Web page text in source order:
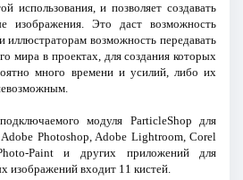
использования, и позволяет создавать
изображения. Это даст возможность
иллюстраторам возможность передавать
мира в проектах, для создания которых
много времени и усилий, либо их
модуля ParticleShop для
Photoshop, Adobe Lightroom, Corel
Paint и других приложений для
изображений входит 11 кистей.